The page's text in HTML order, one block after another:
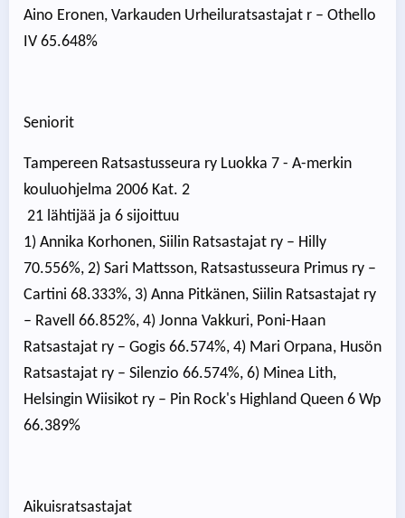
Aino Eronen, Varkauden Urheiluratsastajat r – Othello
IV 65.648%
Seniorit
Tampereen Ratsastusseura ry Luokka 7 - A-merkin
kouluohjelma 2006 Kat. 2
21 lähtijää ja 6 sijoittuu
1) Annika Korhonen, Siilin Ratsastajat ry – Hilly
70.556%, 2) Sari Mattsson, Ratsastusseura Primus ry –
Cartini 68.333%, 3) Anna Pitkänen, Siilin Ratsastajat ry
– Ravell 66.852%, 4) Jonna Vakkuri, Poni-Haan
Ratsastajat ry – Gogis 66.574%, 4) Mari Orpana, Husön
Ratsastajat ry – Silenzio 66.574%, 6) Minea Lith,
Helsingin Wiisikot ry – Pin Rock's Highland Queen 6 Wp
66.389%
Aikuisratsastajat